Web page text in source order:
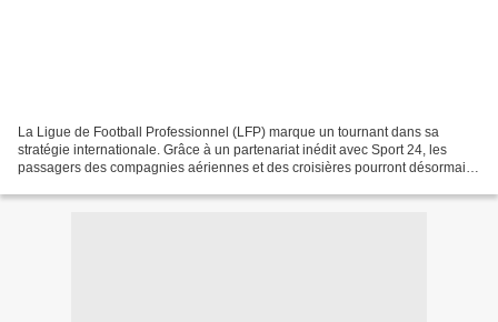
La Ligue de Football Professionnel (LFP) marque un tournant dans sa
stratégie internationale. Grâce à un partenariat inédit avec Sport 24, les
passagers des compagnies aériennes et des croisières pourront désormais